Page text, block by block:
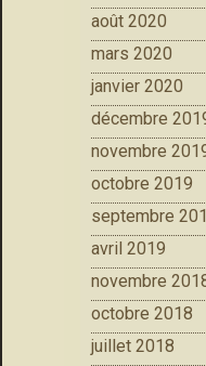
août 2020
mars 2020
janvier 2020
décembre
novembre
octobre 2019
septembre
avril 2019
novembre
octobre 2018
juillet 2018